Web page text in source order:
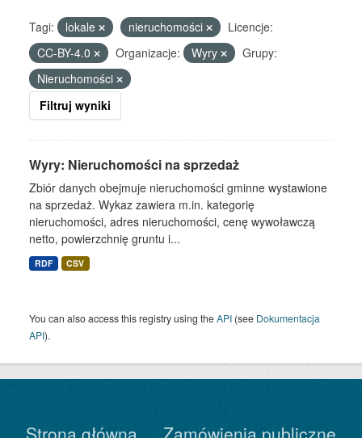
Tagi: lokale nieruchomości
Licencje:
CC-BY-4.0
Organizacje: Wyry
Grupy:
Nieruchomości
Filtruj wyniki
Wyry: Nieruchomości na sprzedaż
Zbiór danych obejmuje nieruchomości gminne wystawione
na sprzedaż. Wykaz zawiera m.in. kategorię
nieruchomości, adres nieruchomości, cenę wywoławczą
netto, powierzchnię gruntu i...
RDF CSV
You can also access this registry using theAPI (see Dokumentacja
API).
Strona główna Zamówienia publiczne